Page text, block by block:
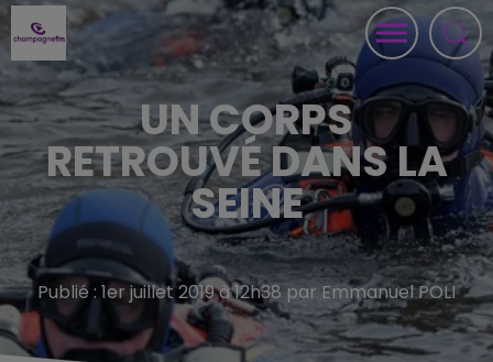
UN CORPS
RETROUVÉ DANS LA
SEINE
Publié : 1er juillet 2019 à 12h38 par Emmanuel POLI